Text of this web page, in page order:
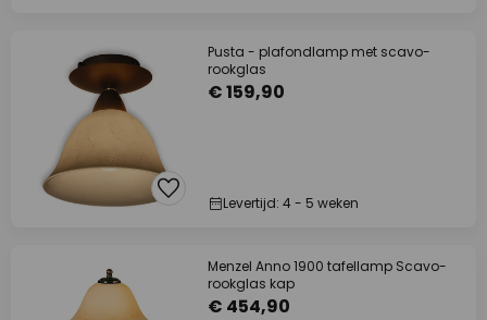
Pusta - plafondlamp met scavo-
rookglas
€ 159,90
Levertijd: 4 - 5 weken
Menzel Anno 1900 tafellamp Scavo-
rookglas kap
€ 454,90